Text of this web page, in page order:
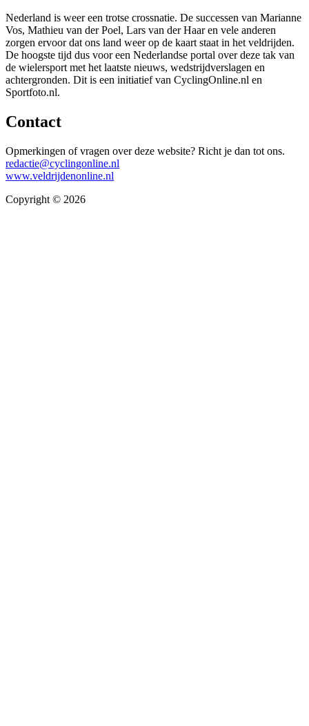
Nederland is weer een trotse crossnatie. De successen van Marianne
Vos, Mathieu van der Poel, Lars van der Haar en vele anderen
zorgen ervoor dat ons land weer op de kaart staat in het veldrijden.
De hoogste tijd dus voor een Nederlandse portal over deze tak van
de wielersport met het laatste nieuws, wedstrijdverslagen en
achtergronden. Dit is een initiatief van CyclingOnline.nl en
Sportfoto.nl.
Contact
Opmerkingen of vragen over deze website? Richt je dan tot ons.
redactie@cyclingonline.nl
www.veldrijdenonline.nl
Copyright © 2026